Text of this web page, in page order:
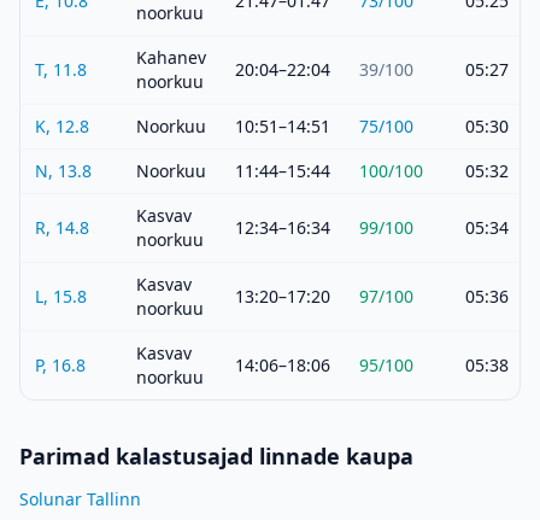
noorkuu
T, 11.8
Kahanev
noorkuu
20:04–22:04 39/100 05:27
K, 12.8 Noorkuu 10:51–14:51 75/100
05:30
N, 13.8
Noorkuu 11:44–15:44 100/100 05:32
R, 14.8
Kasvav
noorkuu
12:34–16:34 99/100 05:34
L, 15.8
Kasvav
noorkuu
13:20–17:20 97/100 05:36
P, 16.8
Kasvav
noorkuu
14:06–18:06 95/100 05:38
Parimad kalastusajad linnade kaupa
Solunar Tallinn